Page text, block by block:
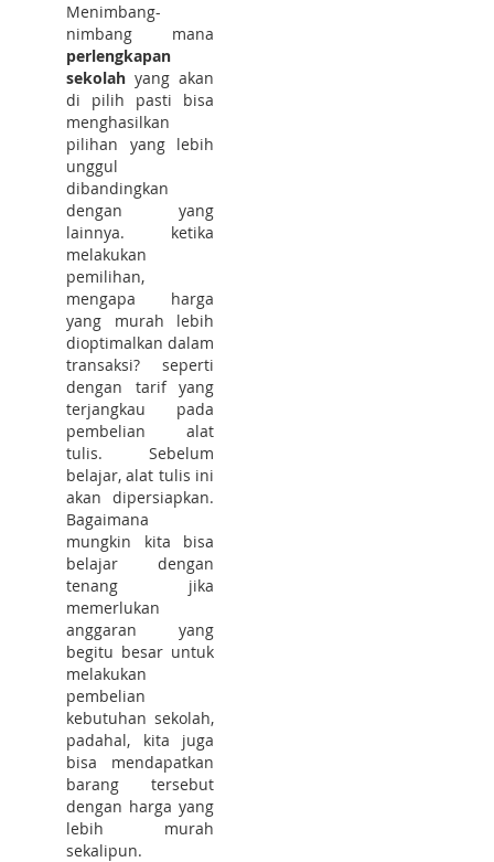
Menimbang-
nimbang mana
perlengkapan
sekolah yang akan
di pilih pasti bisa
menghasilkan
pilihan yang lebih
unggul
dibandingkan
dengan yang
lainnya. ketika
melakukan
pemilihan,
mengapa harga
yang murah lebih
dioptimalkan dalam
transaksi? seperti
dengan tarif yang
terjangkau pada
pembelian alat
tulis. Sebelum
belajar, alat tulis ini
akan dipersiapkan.
Bagaimana
mungkin kita bisa
belajar dengan
tenang jika
memerlukan
anggaran yang
begitu besar untuk
melakukan
pembelian
kebutuhan sekolah,
padahal, kita juga
bisa mendapatkan
barang tersebut
dengan harga yang
lebih murah
sekalipun.